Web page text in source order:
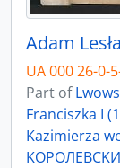
Adam
UA 000 26-0-
Part of
Franciszka I
Kazimierza